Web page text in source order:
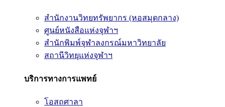
สำนักงานวิทยทรัพยากร (หอสมุดกลาง)
ศูนย์หนังสือแห่งจุฬาฯ
สำนักพิมพ์จุฬาลงกรณ์มหาวิทยาลัย
สถานีวิทยุแห่งจุฬาฯ
บริการทางการแพทย์
โอสถศาลา